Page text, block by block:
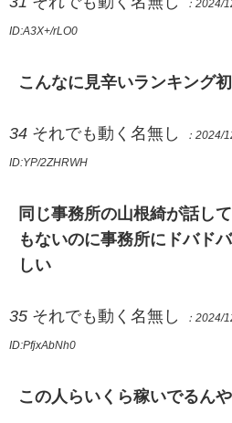
：2024/
ID:A3X+/rLO0
こんなに見辛いランキング
34 それでも動く名無し ：2024/
ID:YP/2ZHRWH
同じ事務所の山根綺が話し
もないのに事務所にドバド
しい
35 それでも動く名無し ：2024/
ID:PfjxAbNh0
この人らいくら稼いでるんや